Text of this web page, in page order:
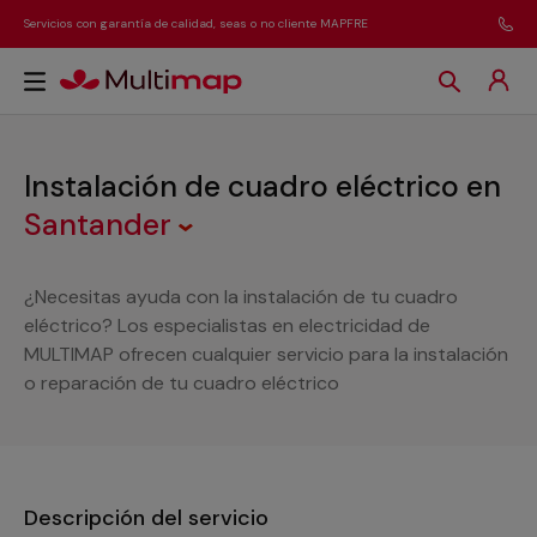
Servicios con garantía de calidad, seas o no cliente MAPFRE
Instalación de cuadro eléctrico en
Santander
¿Necesitas ayuda con la instalación de tu cuadro
eléctrico? Los especialistas en electricidad de
MULTIMAP ofrecen cualquier servicio para la instalación
o reparación de tu cuadro eléctrico
Descripción del servicio